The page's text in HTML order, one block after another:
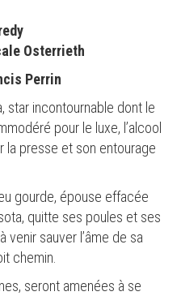
Osterrieth
Perrin
star incontournable dont le
pour le luxe, l’alcool
la presse et son entourage
gourde, épouse effacée
quitte ses poules et ses
sauver l’âme de sa
chemin.
seront amenées à se